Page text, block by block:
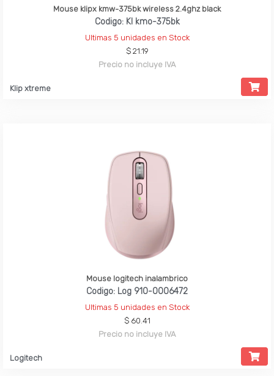
Mouse klipx kmw-375bk wireless 2.4ghz black
Codigo: Kl kmo-375bk
Ultimas 5 unidades en Stock
$ 21.19
Precio no incluye IVA
Klip xtreme
Mouse logitech inalambrico
Codigo: Log 910-0006472
Ultimas 5 unidades en Stock
$ 60.41
Precio no incluye IVA
Logitech